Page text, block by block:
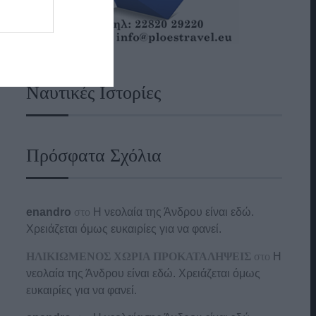
Ναυτικές Ιστορίες
Πρόσφατα Σχόλια
enandro στο Η νεολαία της Άνδρου είναι εδώ.
Χρειάζεται όμως ευκαιρίες για να φανεί.
ΗΛΙΚΙΩΜΕΝΟΣ ΧΩΡΙΑ ΠΡΟΚΑΤΑΛΗΨΕΙΣ στο Η
νεολαία της Άνδρου είναι εδώ. Χρειάζεται όμως
ευκαιρίες για να φανεί.